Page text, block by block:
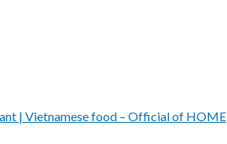
| Vietnamese food – Official of HOME